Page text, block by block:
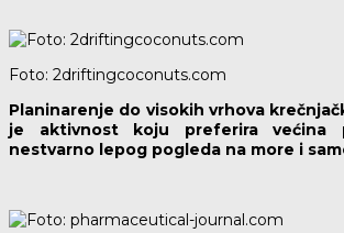
Foto: 2driftingcoconuts.com
Planinarenje do visokih vrhova
je aktivnost koju preferira većina
nestvarno lepog pogleda na more i